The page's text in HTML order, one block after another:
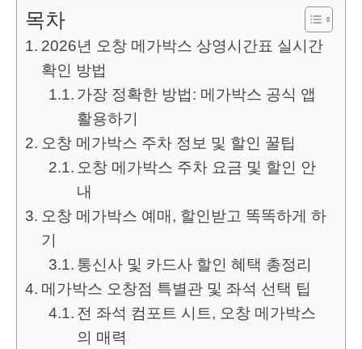
목차
2026년 오창 메가박스 상영시간표 실시간
확인 방법
가장 정확한 방법: 메가박스 공식 앱
활용하기
오창 메가박스 주차 정보 및 할인 꿀팁
오창 메가박스 주차 요금 및 할인 안
내
오창 메가박스 예매, 할인받고 똑똑하게 하
기
통신사 및 카드사 할인 혜택 총정리
메가박스 오창점 특별관 및 좌석 선택 팁
전 좌석 컴포트 시트, 오창 메가박스
의 매력